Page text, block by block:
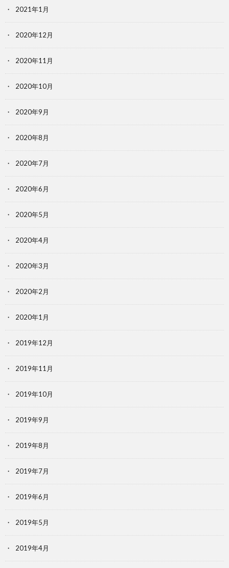
2021年1月
2020年12月
2020年11月
2020年10月
2020年9月
2020年8月
2020年7月
2020年6月
2020年5月
2020年4月
2020年3月
2020年2月
2020年1月
2019年12月
2019年11月
2019年10月
2019年9月
2019年8月
2019年7月
2019年6月
2019年5月
2019年4月